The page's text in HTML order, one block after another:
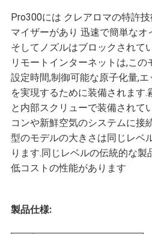
私
達
に
連
絡
し
Pro300には クレアロマの特許
マイザーがあり 迅速で簡単な
そしてノズルはブロックされて
リモートインターネットは,この
設定時間,制御可能な原子化量,
を実現するために装備されます.
と内部スクリューで装備されて
コンや新鮮空気のシステムに接
型のモデルの大きさは同じレベ
ります.同じレベルの伝統的な製
低コストの性能があります
製品仕様: